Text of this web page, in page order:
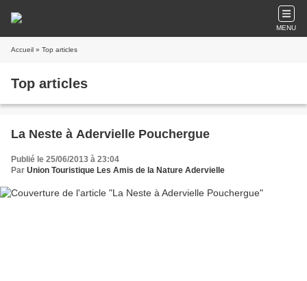
MENU
Accueil » Top articles
Top articles
La Neste à Adervielle Pouchergue
Publié le 25/06/2013 à 23:04
Par Union Touristique Les Amis de la Nature Adervielle